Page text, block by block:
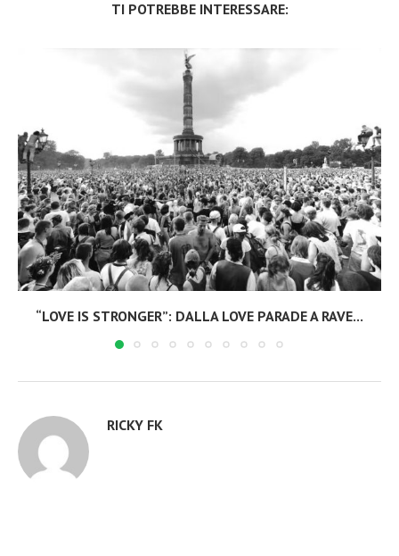
TI POTREBBE INTERESSARE:
“LOVE IS STRONGER”: DALLA LOVE PARADE A RAVE...
RICKY FK